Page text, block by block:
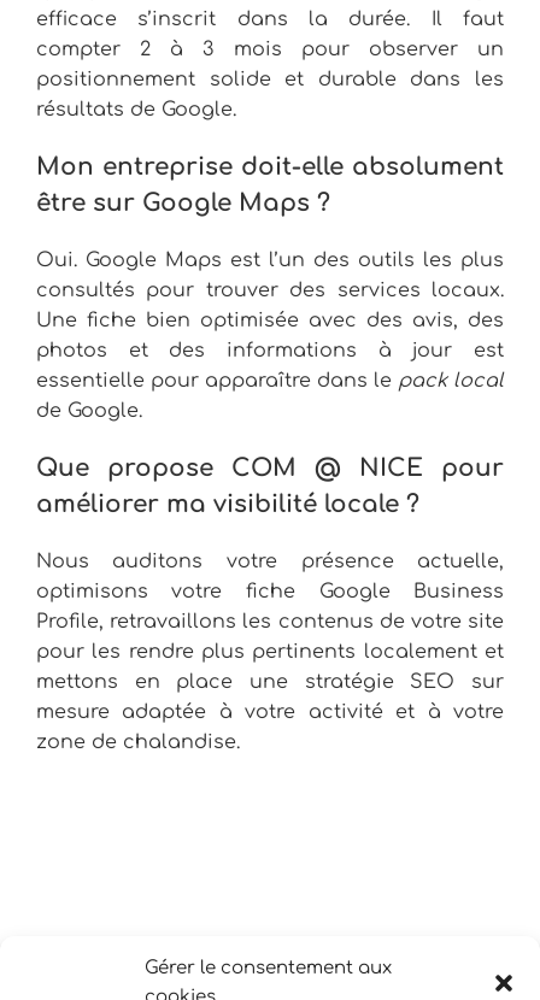
Gérer le consentement aux
efficace s’inscrit dans la durée. Il faut
compter 2 à 3 mois pour observer un
positionnement solide et durable dans les
résultats de Google.
Mon entreprise doit-elle absolument
être sur Google Maps ?
Oui. Google Maps est l’un des outils les plus
consultés pour trouver des services locaux.
Une fiche bien optimisée avec des avis, des
photos et des informations à jour est
essentielle pour apparaître dans le pack local
de Google.
Que propose COM @ NICE pour
améliorer ma visibilité locale ?
Nous auditons votre présence actuelle,
optimisons votre fiche Google Business
Profile, retravaillons les contenus de votre site
pour les rendre plus pertinents localement et
mettons en place une stratégie SEO sur
mesure adaptée à votre activité et à votre
zone de chalandise.